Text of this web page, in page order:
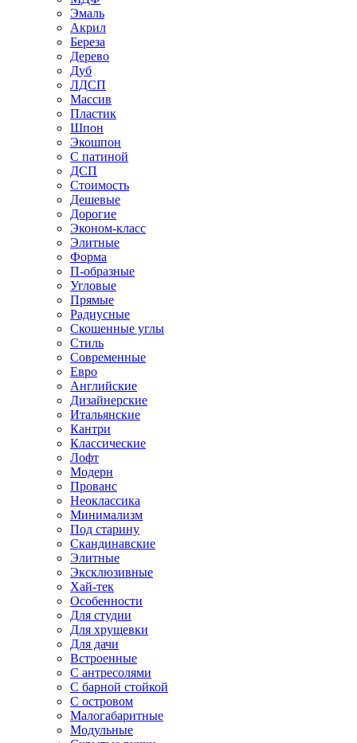
Эмаль
Акрил
Береза
Дерево
Дуб
ЛДСП
Массив
Пластик
Шпон
Экошпон
С патиной
ДСП
Стоимость
Дешевые
Дорогие
Эконом-класс
Элитные
Форма
П-образные
Угловые
Прямые
Радиусные
Скошенные углы
Стиль
Современные
Евро
Английские
Дизайнерские
Итальянские
Кантри
Классические
Лофт
Модерн
Прованс
Неоклассика
Минимализм
Под старину
Скандинавские
Элитные
Эксклюзивные
Хай-тек
Особенности
Для студии
Для хрущевки
Для дачи
Встроенные
С антресолями
С барной стойкой
С островом
Малогабаритные
Модульные